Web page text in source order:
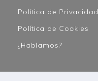
Política de Privacidad
Política de Cookies
¿Hablamos?